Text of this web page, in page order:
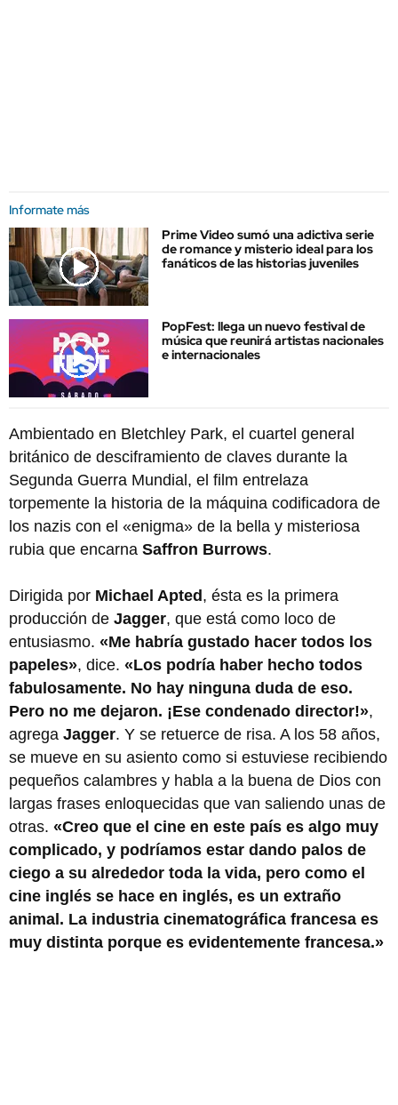
Informate más
Prime Video sumó una adictiva serie
de romance y misterio ideal para los
fanáticos de las historias juveniles
PopFest: llega un nuevo festival de
música que reunirá artistas nacionales
e internacionales
Ambientado en Bletchley Park, el cuartel general
británico de desciframiento de claves durante la
Segunda Guerra Mundial, el film entrelaza
torpemente la historia de la máquina codificadora de
los nazis con el «enigma» de la bella y misteriosa
rubia que encarna Saffron Burrows.
Dirigida por Michael Apted, ésta es la primera
producción de Jagger, que está como loco de
entusiasmo. «Me habría gustado hacer todos los
papeles», dice. «Los podría haber hecho todos
fabulosamente. No hay ninguna duda de eso.
Pero no me dejaron. ¡Ese condenado director!»,
agrega Jagger. Y se retuerce de risa. A los 58 años,
se mueve en su asiento como si estuviese recibiendo
pequeños calambres y habla a la buena de Dios con
largas frases enloquecidas que van saliendo unas de
otras. «Creo que el cine en este país es algo muy
complicado, y podríamos estar dando palos de
ciego a su alrededor toda la vida, pero como el
cine inglés se hace en inglés, es un extraño
animal. La industria cinematográfica francesa es
muy distinta porque es evidentemente francesa.»